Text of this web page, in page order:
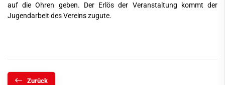
auf die Ohren geben. Der Erlös der Veranstaltung kommt der
Jugendarbeit des Vereins zugute.
Zurück